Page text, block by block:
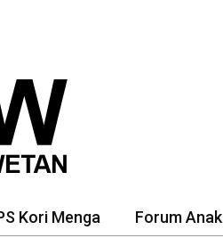
Kori Menga Forum Anak